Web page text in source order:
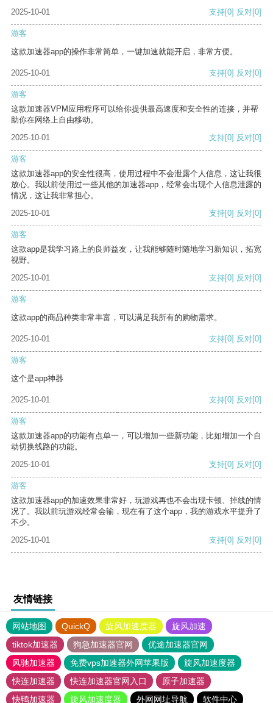
2025-10-01
支持[0] 反对[0]
游客
这款加速器app的操作非常简单，一键加速就能开启，非常方便。
2025-10-01 支持[0] 反对[0]
游客
这款加速器VPM应用程序可以给你提供最高速度和安全性的连接，并帮
助你在网络上自由移动。
2025-10-01
支持[0] 反对[0]
游客
这款加速器app的安全性很高，使用过程中不会泄露个人信息，这让我很
放心。我以前使用过一些其他的加速器app，经常会出现个人信息泄露的
情况，这让我非常担心。
2025-10-01
支持[0] 反对[0]
游客
这款app是我学习路上的良师益友，让我能够随时随地学习新知识，拓宽
视野。
2025-10-01
支持[0] 反对[0]
游客
这款app的商品种类非常丰富，可以满足我所有的购物需求。
2025-10-01 支持[0] 反对[0]
游客
这个是app神器
2025-10-01 支持[0] 反对[0]
游客
这款加速器app的功能有点单一，可以增加一些新功能，比如增加一个自
动切换线路的功能。
2025-10-01
支持[0] 反对[0]
游客
这款加速器app的加速效果非常好，玩游戏再也不会出现卡顿、掉线的情
况了。我以前玩游戏经常会输，现在有了这个app，我的游戏水平提升了
不少。
2025-10-01
支持[0] 反对[0]
友情链接
网站地图 QuickQ 旋风加速度器
旋风加速
tiktok加速器
狗急加速器官网
优途加速器官网
风驰加速器
免费vps加速器外网苹果版
旋风加速度器
快连加速器
快连加速器官网入口
原子加速器
快鸭加速器
旋风加速度器 外网网址导航 软件中心